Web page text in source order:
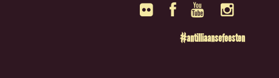
#antilliaansefeesten